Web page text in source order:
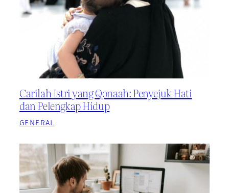
Carilah Istri yang Qonaah: Penyejuk Hati
dan Pelengkap Hidup
GENERAL